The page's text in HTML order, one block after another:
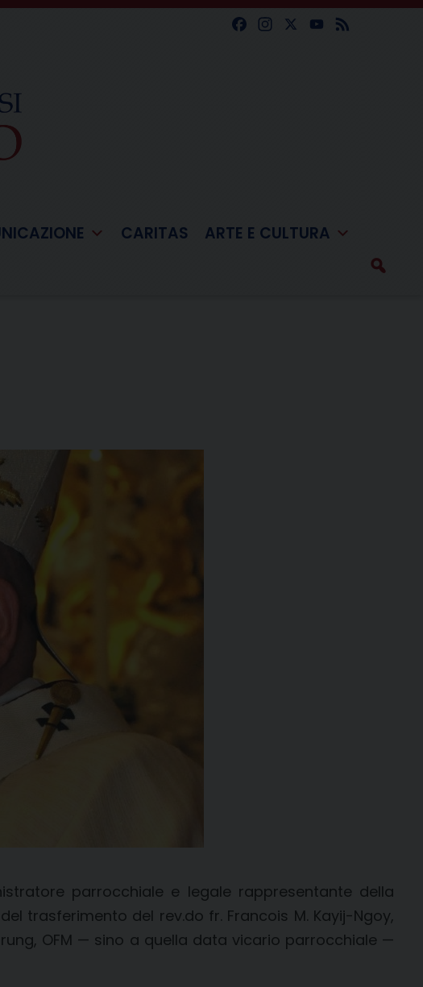
Facebook
Instagram
X YouTube
Feed
CARITAS
ARTE E CULTURA
parrocchiale e legale rappresentante della
trasferimento del rev.do fr. Francois M. Kayij-Ngoy,
OFM — sino a quella data vicario parrocchiale —